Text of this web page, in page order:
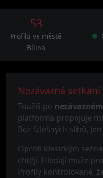
53
Profilů ve městě
Bílina
Nezávazná
Toužíš po
platforma propojuje
Bez falešných slibů,
Oproti klasickým
chtějí. Hledají muže
Profily kontrolované,